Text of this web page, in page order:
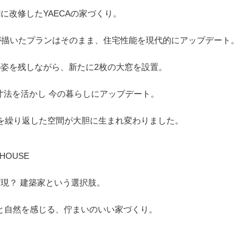
改修したYAECAの家づくり。
いたプランはそのまま、住宅性能を現代的にアップデート。
を残しながら、新たに2枚の大窓を設置。
を活かし 今の暮らしにアップデート。
繰り返した空間が大胆に生まれ変わりました。
？ 建築家という選択肢。
然を感じる、佇まいのいい家づくり。